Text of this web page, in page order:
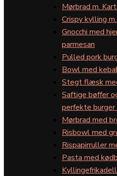
Mørbrad m.
Crispy kylling
Gnocchi med
parmesan
Pulled pork
Bowl med
Stegt flæsk
Saftige bøffer
perfekte
Mørbrad med
Risbowl med
Rispapirruller
Pasta med